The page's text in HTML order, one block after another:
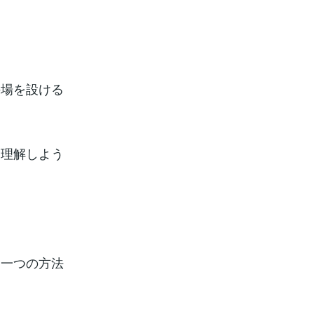
を設ける
解しよう
つの方法